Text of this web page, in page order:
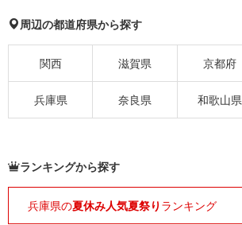
周辺の都道府県から探す
関西 滋賀県 京都府
兵庫県 奈良県 和歌山県
ランキングから探す
兵庫県の夏休み人気夏祭り ランキング